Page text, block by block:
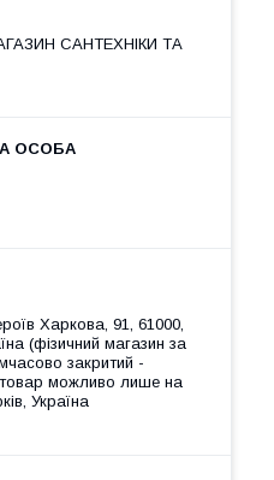
САНТЕХНІКИ ТА
Харкова, 91, 61000,
(фізичний магазин за
закритий -
можливо лише на
Україна